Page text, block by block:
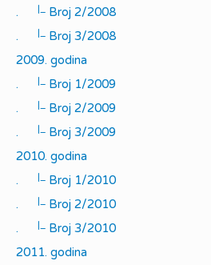
.
|_
Broj 2/2008
.
|_
Broj 3/2008
2009. godina
.
|_
Broj 1/2009
.
|_
Broj 2/2009
.
|_
Broj 3/2009
2010. godina
.
|_
Broj 1/2010
.
|_
Broj 2/2010
.
|_
Broj 3/2010
2011. godina